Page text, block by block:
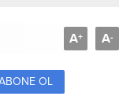
A+ A-
OL